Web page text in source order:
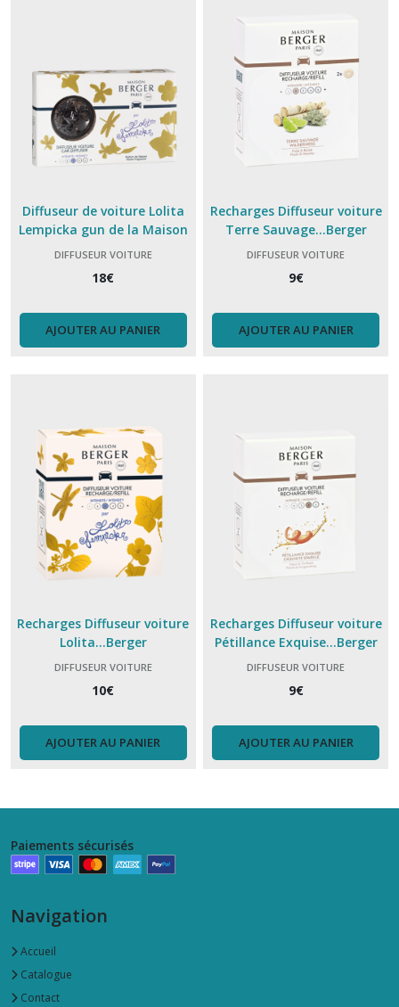
Diffuseur de voiture Lolita
Lempicka gun de la Maison
Berger.
DIFFUSEUR VOITURE
18€
AJOUTER AU PANIER
Recharges Diffuseur voiture
Terre Sauvage...Berger
DIFFUSEUR VOITURE
9€
AJOUTER AU PANIER
Recharges Diffuseur voiture
Lolita...Berger
DIFFUSEUR VOITURE
10€
AJOUTER AU PANIER
Recharges Diffuseur voiture
Pétillance Exquise...Berger
DIFFUSEUR VOITURE
9€
AJOUTER AU PANIER
Paiements sécurisés
Navigation
Accueil
Catalogue
Contact